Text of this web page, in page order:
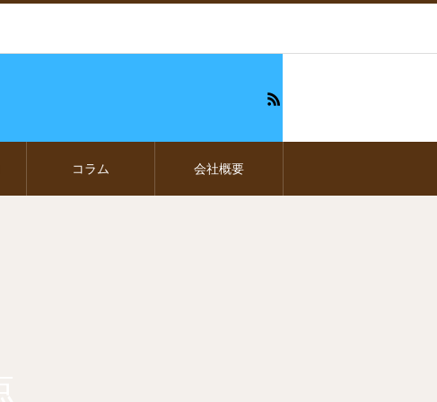
コラム 会社概要